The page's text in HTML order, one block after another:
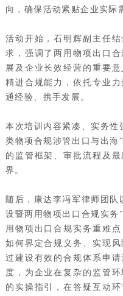
向，确保活动紧贴企业实际
活动开始，石明辉副主任
求，强调了两用物项出口
展及企业长效经营的重要
精进合规能力，依托专业
通经验、携手发展。
本次培训内容紧凑、实务性
类物项合规涉管出口与出海
的监管框架、审批流程及
界。
随后，康达李冯军律师团
设暨两用物项出口合规实务
用物项出口合规实务重难
如何界定合规义务、实现
过建设有效的合规体系申
度，为企业在复杂的监管
的实操指引，在答疑互动